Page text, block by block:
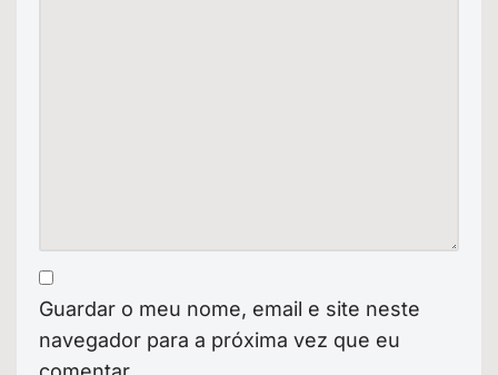
Guardar o meu nome, email e site neste
navegador para a próxima vez que eu